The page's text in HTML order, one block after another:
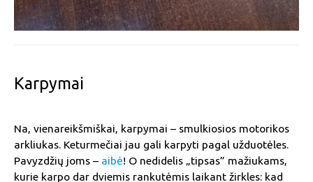
Karpymai
Na, vienareikšmiškai, karpymai – smulkiosios motorikos
arkliukas. Keturmečiai jau gali karpyti pagal užduotėles.
Pavyzdžių joms – aibė! O nedidelis „tipsas” mažiukams,
kurie karpo dar dviemis rankutėmis laikant žirkles: kad